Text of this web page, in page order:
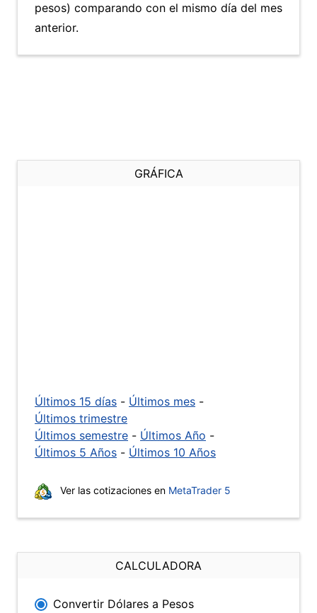
pesos) comparando con el mismo día del mes
anterior.
GRÁFICA
Últimos 15 días - Últimos mes -
Últimos trimestre
Últimos semestre - Últimos Año -
Últimos 5 Años - Últimos 10 Años
Ver las cotizaciones en MetaTrader 5
CALCULADORA
Convertir Dólares a Pesos